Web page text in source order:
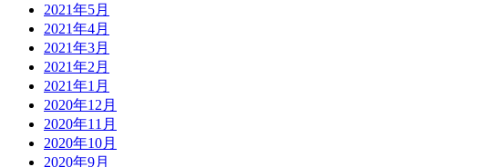
2021年5月
2021年4月
2021年3月
2021年2月
2021年1月
2020年12月
2020年11月
2020年10月
2020年9月